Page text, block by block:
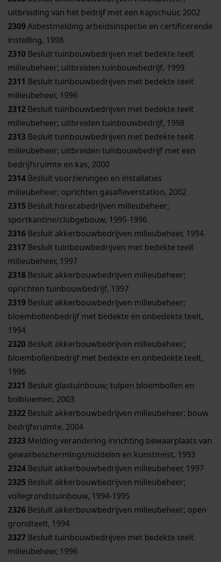
uitbreiding van het bedrijf met een kapschuur, 2002
2309Asbestmelding arbeidsinspectie en certificerende
instelling, 1998
2310 Besluit tuinbouwbedrijven met bedekte teelt
milieubeheer; uitbreiden tuinbouwbedrijf, 1999
2311 Besluit tuinbouwbedrijven met bedekte teelt
milieubeheer, 1996
2312 Besluit tuinbouwbedrijven met bedekte teelt
milieubeheer; uitbreiden tuinbouwbedrijf, 1998
2313 Besluit tuinbouwbedrijven met bedekte teelt
milieubeheer; uitbreiden tuinbouwbedrijf met een
bedrijfsruimte en kas, 2000
2314 Besluit voorzieningen en installaties
milieubeheer; oprichten gasafleverstation, 2002
2315 Besluit horecabedrijven milieubeheer;
sportkantine/clubgebouw, 1995-1996
2316 Besluit akkerbouwbedrijven milieubeheer, 1994
2317 Besluit tuinbouwbedrijven met bedekte teelt
milieubeheer, 1997
2318 Besluit akkerbouwbedrijven milieubeheer;
oprichten tuinbouwbedrijf, 1997
2319 Besluit akkerbouwbedrijven milieubeheer;
bloembollenbedrijf met bedekte en onbedekte teelt,
1994
2320 Besluit akkerbouwbedrijven milieubeheer;
bloembollenbedrijf met bedekte en onbedekte teelt,
1996
2321 Besluit glastuinbouw; tulpen bloembollen en
bolbloemen, 2003
2322 Besluit akkerbouwbedrijven milieubeheer; bouw
bedrijfsruimte, 2004
2323 Melding verandering inrichting bewaarplaats van
gewasbeschermingsmiddelen en kunstmest, 1993
2324 Besluit akkerbouwbedrijven milieubeheer, 1997
2325 Besluit akkerbouwbedrijven milieubeheer;
vollegrondstuinbouw, 1994-1995
2326 Besluit akkerbouwbedrijven milieubeheer; open
grondteelt, 1994
2327 Besluit tuinbouwbedrijven met bedekte teelt
milieubeheer, 1996